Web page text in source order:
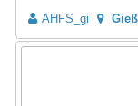
AHFS_gi